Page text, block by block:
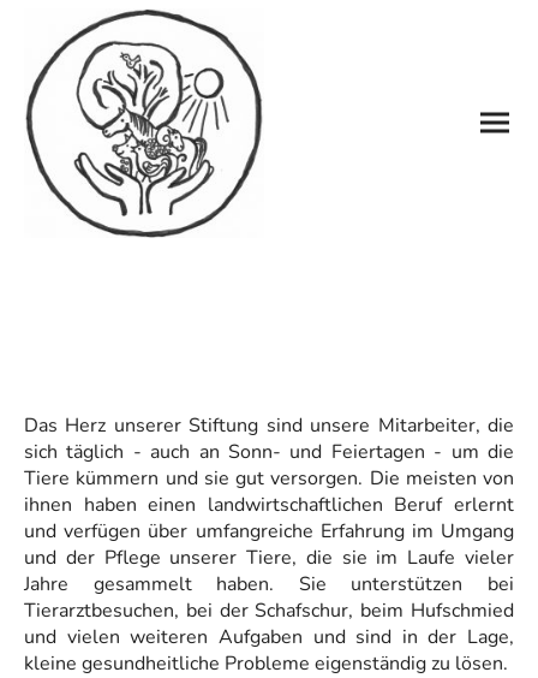
Das Herz unserer Stiftung sind unsere Mitarbeiter, die
sich täglich - auch an Sonn- und Feiertagen - um die
Tiere kümmern und sie gut versorgen. Die meisten von
ihnen haben einen landwirtschaftlichen Beruf erlernt
und verfügen über umfangreiche Erfahrung im Umgang
und der Pflege unserer Tiere, die sie im Laufe vieler
Jahre gesammelt haben. Sie unterstützen bei
Tierarztbesuchen, bei der Schafschur, beim Hufschmied
und vielen weiteren Aufgaben und sind in der Lage,
kleine gesundheitliche Probleme eigenständig zu lösen.